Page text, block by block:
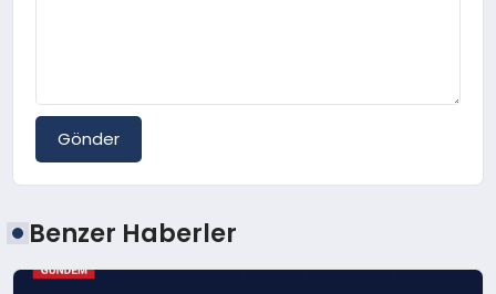
Gönder
Benzer Haberler